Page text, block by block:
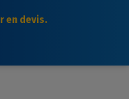
en devis.